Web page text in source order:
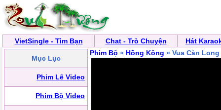
VietSingle - Tìm Bạn Chat - Trò Chuyện Hát
Mục Lục
Phim Lẽ Video
Phim Bộ Video
Phim Bộ » Hồng Kông » Vua Càn Long